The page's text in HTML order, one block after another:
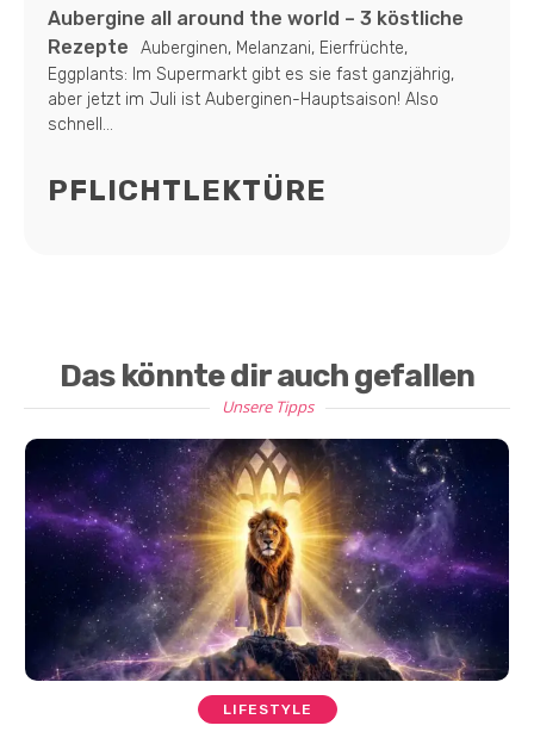
Aubergine all around the world – 3 köstliche
Rezepte
Auberginen, Melanzani, Eierfrüchte,
Eggplants: Im Supermarkt gibt es sie fast ganzjährig,
aber jetzt im Juli ist Auberginen-Hauptsaison! Also
schnell...
PFLICHTLEKTÜRE
Das könnte dir auch gefallen
Unsere Tipps
LIFESTYLE